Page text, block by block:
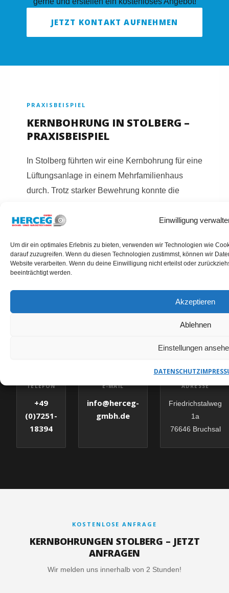
Einwilligung
Um dir ein optimales Erlebnis zu bieten, verwenden wir Technologien wie
darauf zuzugreifen. Wenn du diesen Technologien zustimmst, können wir
Website verarbeiten. Wenn du deine Einwilligung nicht erteilst oder
beeinträchtigt werden.
Akzeptieren
Ablehnen
Einstellungen
DATENSCHUTZ
JETZT KONTAKT AUFNEHMEN
PRAXISBEISPIEL
KERNBOHRUNG IN STOLBERG –
PRAXISBEISPIEL
In Stolberg führten wir eine Kernbohrung für eine
Lüftungsanlage in einem Mehrfamilienhaus
durch. Trotz starker Bewehrung konnte die
umgesetzt werden.
HERCEG GMBH – IHR
TELEFON
+49
(0)7251-
18394
E-MAIL
info@herceg-
gmbh.de
ADRESSE
Friedrichstalweg
1a
76646 Bruchsal
KOSTENLOSE ANFRAGE
KERNBOHRUNGEN STOLBERG – JETZT
ANFRAGEN
Wir melden uns innerhalb von 2 Stunden!